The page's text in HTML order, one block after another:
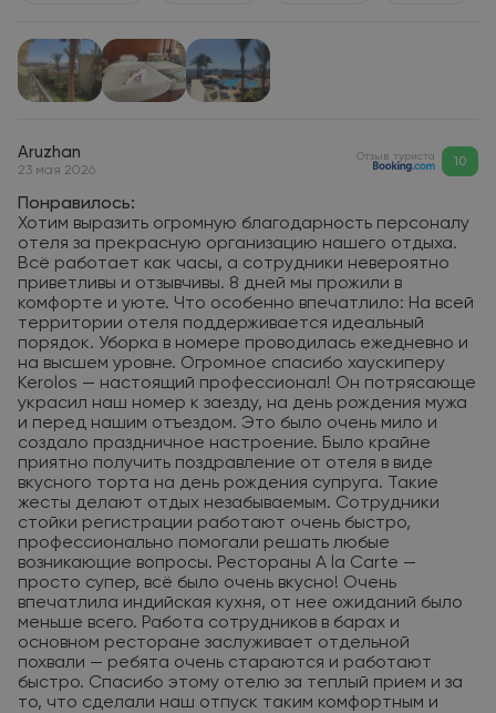
Aruzhan
23 мая 2026
Отзыв туриста 10
Понравилось:
Хотим выразить огромную благодарность персоналу
отеля за прекрасную организацию нашего отдыха.
Всё работает как часы, а сотрудники невероятно
приветливы и отзывчивы. 8 дней мы прожили в
комфорте и уюте. Что особенно впечатлило: На всей
территории отеля поддерживается идеальный
порядок. Уборка в номере проводилась ежедневно и
на высшем уровне. Огромное спасибо хаускиперу
Kerolos — настоящий профессионал! Он потрясающе
украсил наш номер к заезду, на день рождения мужа
и перед нашим отъездом. Это было очень мило и
создало праздничное настроение. Было крайне
приятно получить поздравление от отеля в виде
вкусного торта на день рождения супруга. Такие
жесты делают отдых незабываемым. Сотрудники
стойки регистрации работают очень быстро,
профессионально помогали решать любые
возникающие вопросы. Рестораны A la Carte —
просто супер, всё было очень вкусно! Очень
впечатлила индийская кухня, от нее ожиданий было
меньше всего. Работа сотрудников в барах и
основном ресторане заслуживает отдельной
похвали — ребята очень стараются и работают
быстро. Спасибо этому отелю за теплый прием и за
то, что сделали наш отпуск таким комфортным и